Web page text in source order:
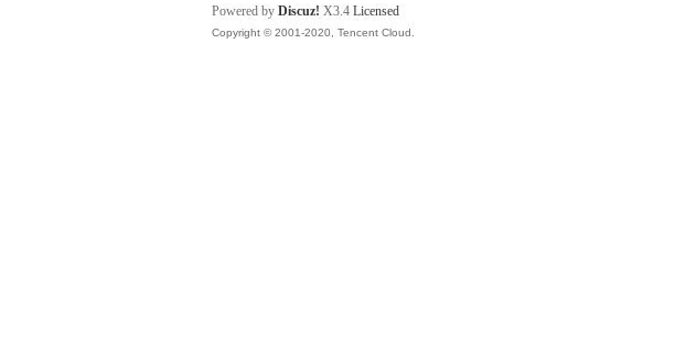
Powered by Discuz! X3.4 Licensed
Copyright © 2001-2020, Tencent Cloud.